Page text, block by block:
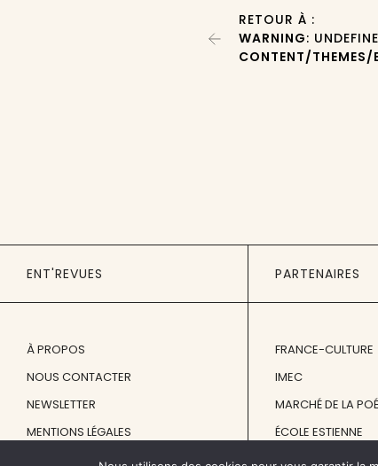
RETOUR À :
WARNING:
CONTENT/THEMES/
ENT'REVUES
À PROPOS
NOUS CONTACTER
NEWSLETTER
MENTIONS LÉGALES
PARTENAIRES
FRANCE-CULTURE
IMEC
MARCHÉ DE LA
ÉCOLE ESTIENNE